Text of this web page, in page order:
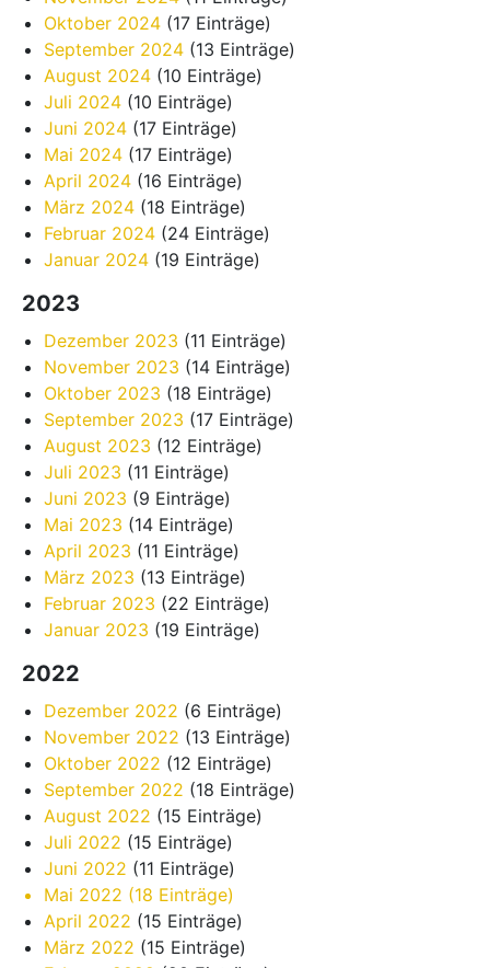
Oktober 2024 (17 Einträge)
September 2024 (13 Einträge)
August 2024 (10 Einträge)
Juli 2024 (10 Einträge)
Juni 2024 (17 Einträge)
Mai 2024 (17 Einträge)
April 2024 (16 Einträge)
März 2024 (18 Einträge)
Februar 2024 (24 Einträge)
Januar 2024 (19 Einträge)
2023
Dezember 2023 (11 Einträge)
November 2023 (14 Einträge)
Oktober 2023 (18 Einträge)
September 2023 (17 Einträge)
August 2023 (12 Einträge)
Juli 2023 (11 Einträge)
Juni 2023 (9 Einträge)
Mai 2023 (14 Einträge)
April 2023 (11 Einträge)
März 2023 (13 Einträge)
Februar 2023 (22 Einträge)
Januar 2023 (19 Einträge)
2022
Dezember 2022 (6 Einträge)
November 2022 (13 Einträge)
Oktober 2022 (12 Einträge)
September 2022 (18 Einträge)
August 2022 (15 Einträge)
Juli 2022 (15 Einträge)
Juni 2022 (11 Einträge)
Mai 2022 (18 Einträge)
April 2022 (15 Einträge)
März 2022 (15 Einträge)